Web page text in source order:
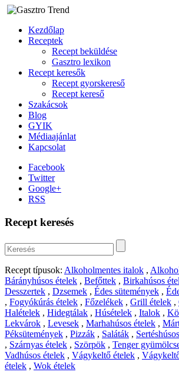
Kezdőlap
Receptek
Recept beküldése
Gasztro lexikon
Recept keresők
Recept gyorskereső
Recept kereső
Szakácsok
Blog
GYIK
Médiaajánlat
Kapcsolat
Facebook
Twitter
Google+
RSS
Recept keresés
Recept típusok: Alkoholmentes italok ,
Bárányhúsos ételek , Befőttek , Birkahúsos
Desszertek , Dzsemek , Édes sütemények ,
, Fogyókúrás ételek , Főzelékek , Grill ételek ,
Halételek , Hidegtálak , Húsételek , Italok ,
Lekvárok , Levesek , Marhahúsos ételek ,
Péksütemények , Pizzák , Saláták ,
, Szárnyas ételek , Szörpök , Tenger
Vadhúsos ételek , Vágykeltő ételek ,
ételek , Wok ételek